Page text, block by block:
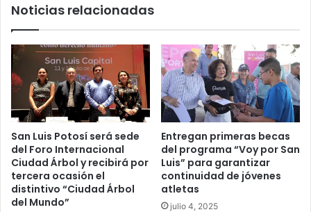
Noticias relacionadas
San Luis Potosí será sede
del Foro Internacional
Ciudad Árbol y recibirá por
tercera ocasión el
distintivo “Ciudad Árbol
del Mundo”
Entregan primeras becas
del programa “Voy por San
Luis” para garantizar
continuidad de jóvenes
atletas
julio 4, 2025